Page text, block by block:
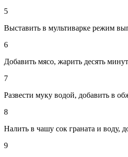
5
Выставить в мультиварке режим
6
Добавить мясо, жарить десять
7
Развести муку водой, добавить в
8
Налить в чашу сок граната и воду,
9